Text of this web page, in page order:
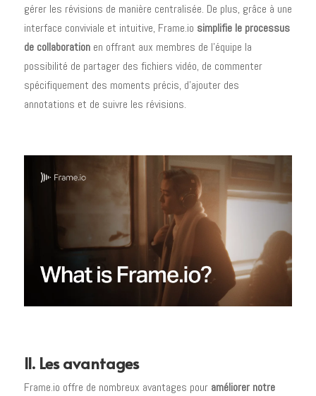
gérer les révisions de manière centralisée. De plus, grâce à une
interface conviviale et intuitive, Frame.io simplifie le processus
de collaborationen offrant aux membres de l’équipe la
possibilité de partager des fichiers vidéo, de commenter
spécifiquement des moments précis, d’ajouter des
annotations et de suivre les révisions.
II. Les avantages
Frame.io offre de nombreux avantages pour améliorer notre